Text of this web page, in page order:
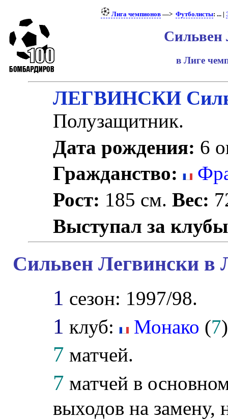
Лига чемпионов —>Футболисты: ... |
Сильвен
в Лиге
ЛЕГВИНСКИ
Полузащитник.
Дата рождения: 6
Гражданство:
Рост: 185 см.Вес:
Выступал за
Сильвен Легвински в
1 сезон: 1997/98.
1 клуб: Монако (7
7 матчей.
7 матчей в
выходов на замену,